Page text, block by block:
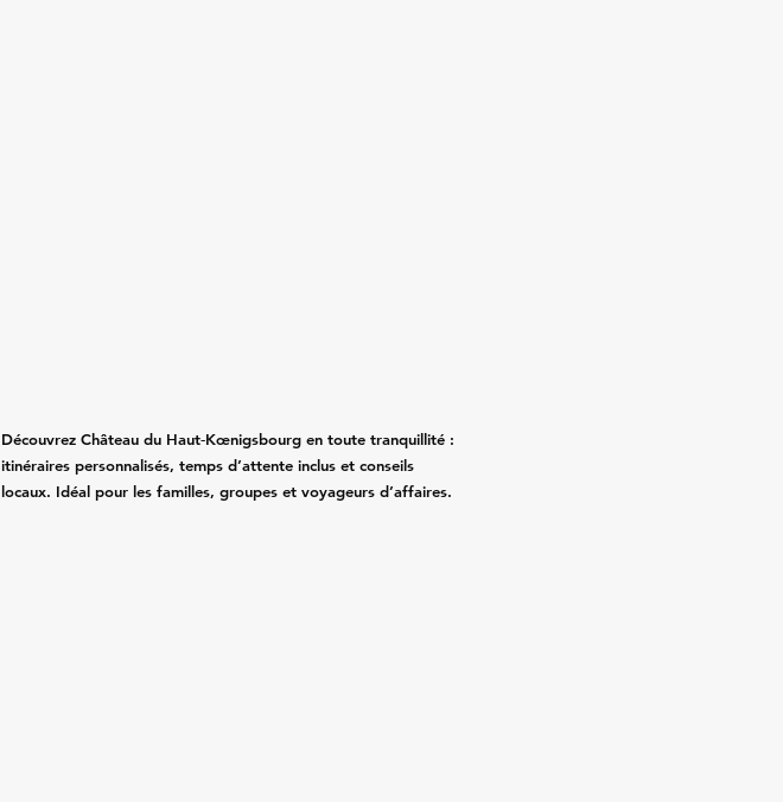
Découvrez Château du Haut‑Kœnigsbourg en toute tranquillité :
itinéraires personnalisés, temps d’attente inclus et conseils
locaux. Idéal pour les familles, groupes et voyageurs d’affaires.